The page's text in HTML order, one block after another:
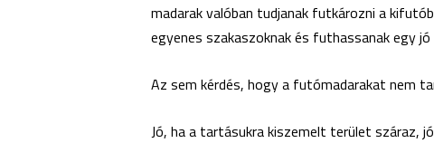
madarak valóban tudjanak futkározni a
egyenes szakaszoknak és futhassanak egy
Az sem kérdés, hogy a futómadarakat nem
Jó, ha a tartásukra kiszemelt terület száraz,